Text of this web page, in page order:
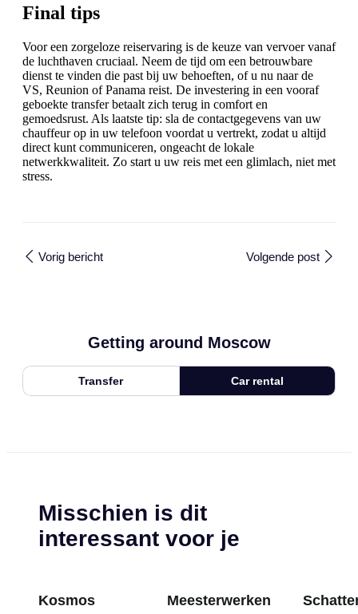
Final tips
Voor een zorgeloze reiservaring is de keuze van vervoer vanaf
de luchthaven cruciaal. Neem de tijd om een betrouwbare
dienst te vinden die past bij uw behoeften, of u nu naar de
VS, Reunion of Panama reist. De investering in een vooraf
geboekte transfer betaalt zich terug in comfort en
gemoedsrust. Als laatste tip: sla de contactgegevens van uw
chauffeur op in uw telefoon voordat u vertrekt, zodat u altijd
direct kunt communiceren, ongeacht de lokale
netwerkkwaliteit. Zo start u uw reis met een glimlach, niet met
stress.
Vorig bericht Volgende post
Getting around Moscow
Transfer Car rental
Misschien is dit
interessant voor je
Kosmos
Meesterwerken